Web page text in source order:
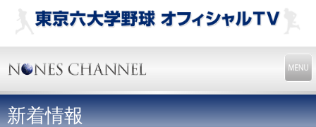
新着情報